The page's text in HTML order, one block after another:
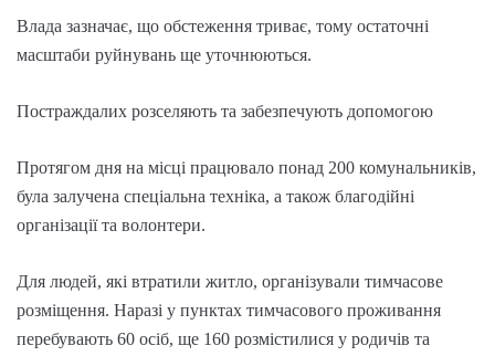
Влада зазначає, що обстеження триває, тому остаточні
масштаби руйнувань ще уточнюються.
Постраждалих розселяють та забезпечують допомогою
Протягом дня на місці працювало понад 200 комунальників,
була залучена спеціальна техніка, а також благодійні
організації та волонтери.
Для людей, які втратили житло, організували тимчасове
розміщення. Наразі у пунктах тимчасового проживання
перебувають 60 осіб, ще 160 розмістилися у родичів та